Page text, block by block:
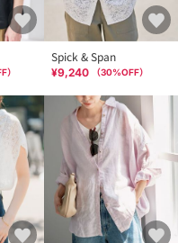
）
Spick & Span
¥9,240 （30%OFF）